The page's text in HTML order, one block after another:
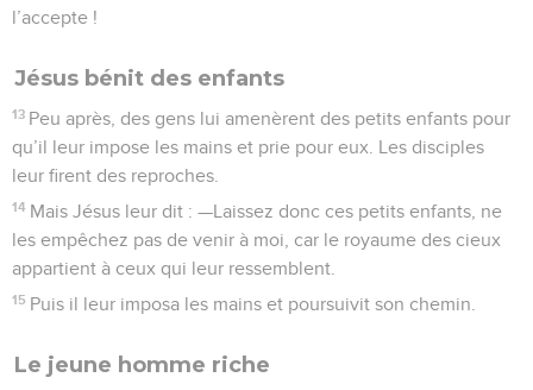
l’accepte !
Jésus bénit des enfants
13 Peu après, des gens lui amenèrent des petits enfants pour
qu’il leur impose les mains et prie pour eux. Les disciples
leur firent des reproches.
14 Mais Jésus leur dit : —Laissez donc ces petits enfants, ne
les empêchez pas de venir à moi, car le royaume des cieux
appartient à ceux qui leur ressemblent.
15 Puis il leur imposa les mains et poursuivit son chemin.
Le jeune homme riche